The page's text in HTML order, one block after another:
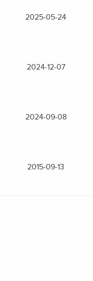
2025-05-24
2024-12-07
2024-09-08
2015-09-13